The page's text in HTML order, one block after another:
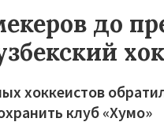
до
хоккеистов
клуб «Хумо»